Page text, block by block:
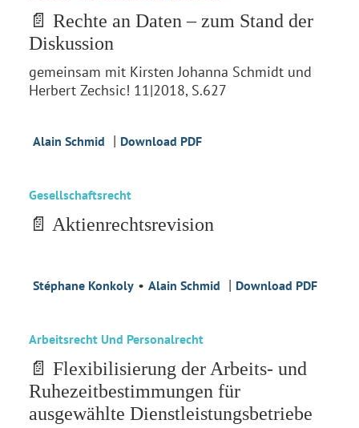
📄 Rechte an Daten – zum Stand der
Diskussion
gemeinsam mit Kirsten Johanna Schmidt und
Herbert Zechsic! 11|2018, S.627
Alain Schmid | Download PDF
Gesellschaftsrecht
📄 Aktienrechtsrevision
Stéphane Konkoly • Alain Schmid | Download PDF
Arbeitsrecht Und Personalrecht
📄 Flexibilisierung der Arbeits- und
Ruhezeitbestimmungen für
ausgewählte Dienstleistungsbetriebe